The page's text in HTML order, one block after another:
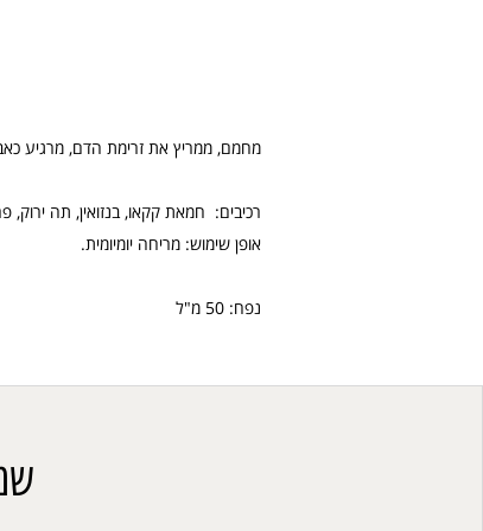
מחמם, ממריץ את זרימת הדם, מרגיע
רכיבים: חמאת קקאו, בנזואין, תה ירוק,
אופן שימוש: מריחה יומיומית.
נפח: 50 מ"ל